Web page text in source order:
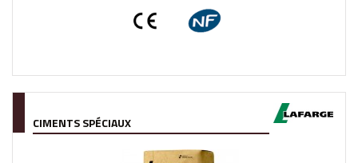
CIMENTS SPÉCIAUX